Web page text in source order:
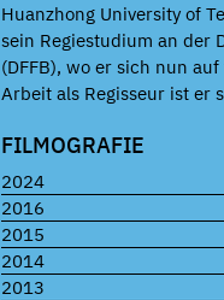
Huanzhong University of
sein Regiestudium an der
(DFFB), wo er sich nun
Arbeit als Regisseur ist er
FILMOGRAFIE
2024
2016
2015
2014
2013